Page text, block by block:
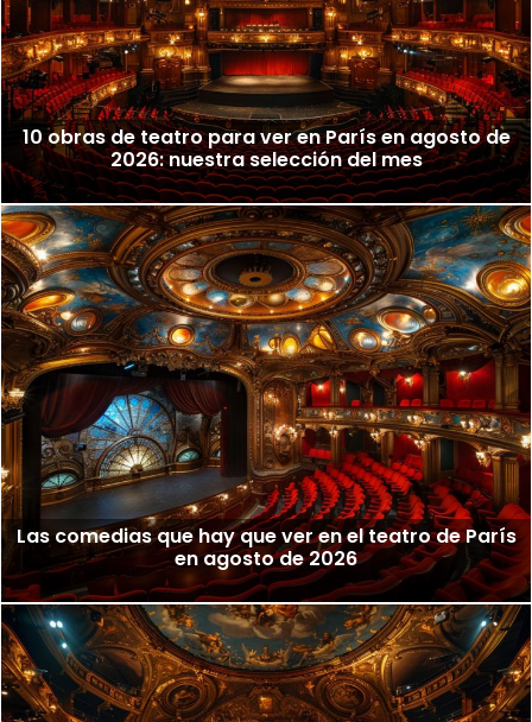
10 obras de teatro para ver en París en agosto de
2026: nuestra selección del mes
Las comedias que hay que ver en el teatro de París
en agosto de 2026